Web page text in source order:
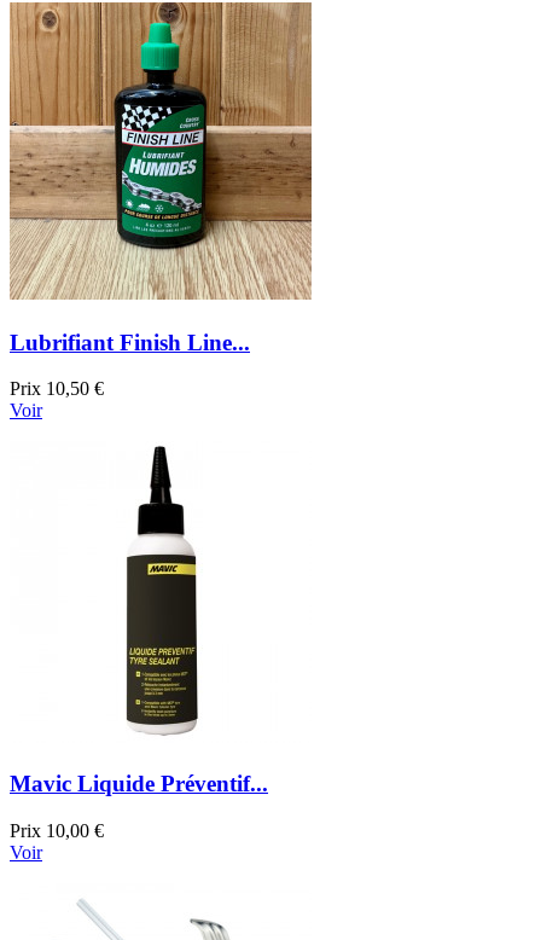
Lubrifiant Finish Line...
Prix 10,50 €
Voir
Mavic Liquide Préventif...
Prix 10,00 €
Voir